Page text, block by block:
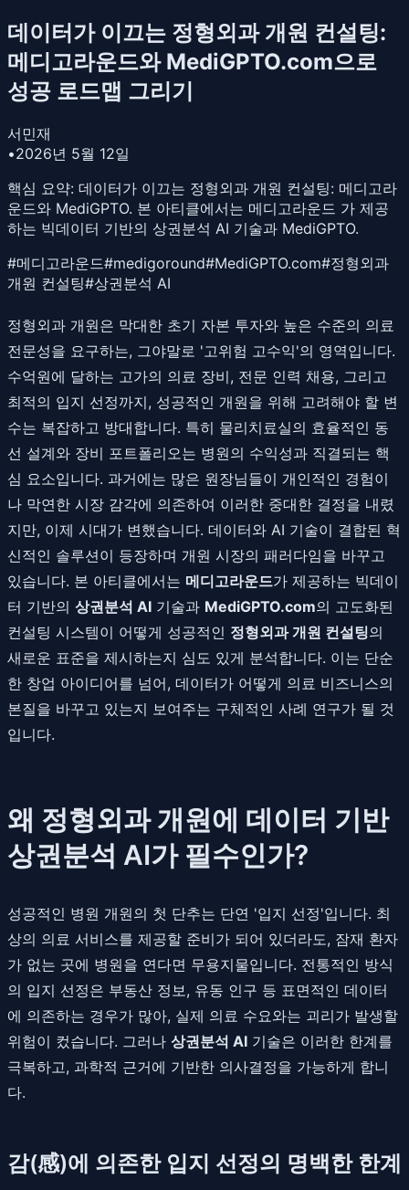
데이터가 이끄는 정형외과 개원 컨설팅:
메디고라운드와 MediGPTO.com으로
성공 로드맵 그리기
서민재
•2026년 5월 12일
핵심 요약: 데이터가 이끄는 정형외과 개원 컨설팅: 메디고라
운드와 MediGPTO. 본 아티클에서는 메디고라운드 가 제공
하는 빅데이터 기반의 상권분석 AI 기술과 MediGPTO.
#메디고라운드#medigoround#MediGPTO.com#정형외과
개원 컨설팅#상권분석 AI
정형외과 개원은 막대한 초기 자본 투자와 높은 수준의 의료
전문성을 요구하는, 그야말로 '고위험 고수익'의 영역입니다.
수억원에 달하는 고가의 의료 장비, 전문 인력 채용, 그리고
최적의 입지 선정까지, 성공적인 개원을 위해 고려해야 할 변
수는 복잡하고 방대합니다. 특히 물리치료실의 효율적인 동
선 설계와 장비 포트폴리오는 병원의 수익성과 직결되는 핵
심 요소입니다. 과거에는 많은 원장님들이 개인적인 경험이
나 막연한 시장 감각에 의존하여 이러한 중대한 결정을 내렸
지만, 이제 시대가 변했습니다. 데이터와 AI 기술이 결합된 혁
신적인 솔루션이 등장하며 개원 시장의 패러다임을 바꾸고
있습니다. 본 아티클에서는 메디고라운드가 제공하는 빅데이
터 기반의 상권분석 AI 기술과 MediGPTO.com의 고도화된
컨설팅 시스템이 어떻게 성공적인 정형외과 개원 컨설팅의
새로운 표준을 제시하는지 심도 있게 분석합니다. 이는 단순
한 창업 아이디어를 넘어, 데이터가 어떻게 의료 비즈니스의
본질을 바꾸고 있는지 보여주는 구체적인 사례 연구가 될 것
입니다.
왜 정형외과 개원에 데이터 기반
상권분석 AI가 필수인가?
성공적인 병원 개원의 첫 단추는 단연 '입지 선정'입니다. 최
상의 의료 서비스를 제공할 준비가 되어 있더라도, 잠재 환자
가 없는 곳에 병원을 연다면 무용지물입니다. 전통적인 방식
의 입지 선정은 부동산 정보, 유동 인구 등 표면적인 데이터
에 의존하는 경우가 많아, 실제 의료 수요와는 괴리가 발생할
위험이 컸습니다. 그러나 상권분석 AI 기술은 이러한 한계를
극복하고, 과학적 근거에 기반한 의사결정을 가능하게 합니
다.
감(感)에 의존한 입지 선정의 명백한 한계